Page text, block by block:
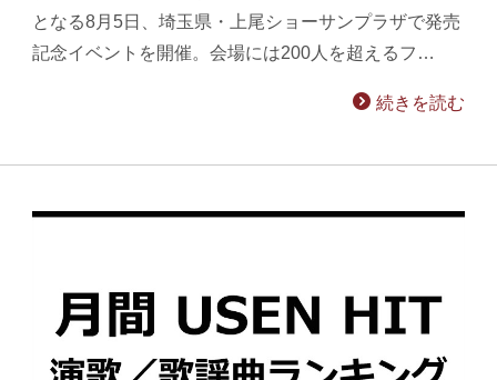
となる8月5日、埼玉県・上尾ショーサンプラザで発売
記念イベントを開催。会場には200人を超えるフ…
続きを読む